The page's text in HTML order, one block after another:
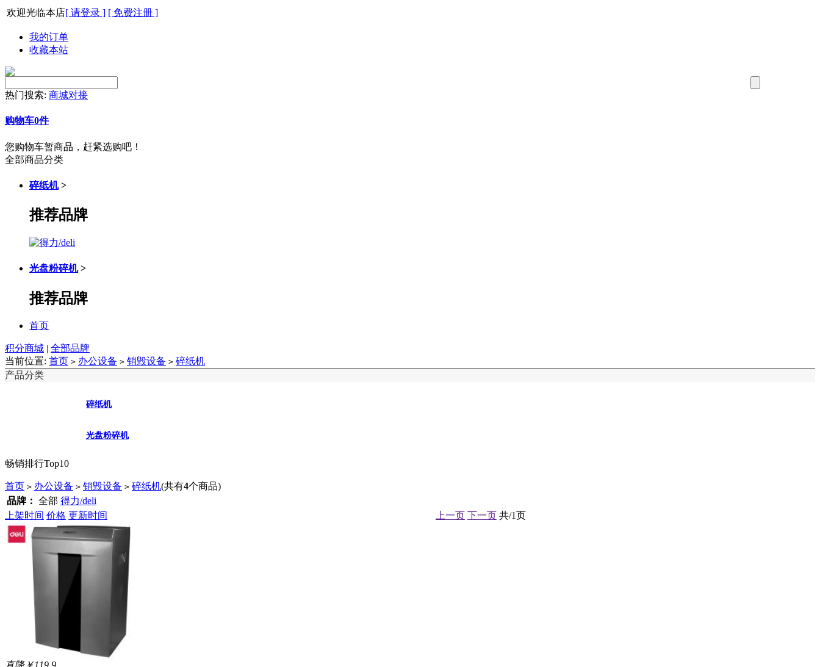
欢迎光临本店[ 请登录 ] [ 免费注册 ]
我的订单
收藏本站
热门搜索: 商城对接
购物车0件
您购物车暂商品，赶紧选购吧！
全部商品分类
碎纸机 >
推荐品牌
光盘粉碎机 >
推荐品牌
首页
积分商城 | 全部品牌
当前位置: 首页 > 办公设备 > 销毁设备 > 碎纸机
产品分类
碎纸机
光盘粉碎机
畅销排行Top10
首页 > 办公设备 > 销毁设备 > 碎纸机(共有4个商品)
品牌： 全部 得力/deli
上架时间 价格 更新时间 上一页 下一页 共/1页